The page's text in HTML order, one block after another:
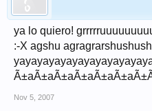
ya lo quiero!
:-X agshu
Nov 5, 2007